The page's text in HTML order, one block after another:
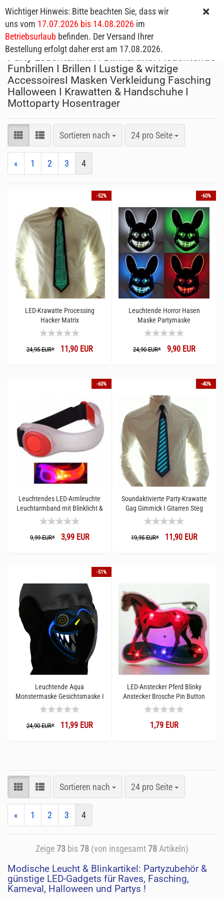
Wichtiger Hinweis: Bitte beachten Sie, dass wir
uns vom 17.07.2026 bis 14.08.2026 im
Betriebsurlaub befinden. Der Versand Ihrer
Bestellung erfolgt daher erst am 17.08.2026.
Party Leuchtartikel I Blinkartikel I leuchtende
Funbrillen I Brillen I Lustige & witzige
AccessoiresI Masken Verkleidung Fasching
Halloween I Krawatten & Handschuhe I
Mottoparty Hosentrager
Sortieren nach 24 pro Seite
« 1 2 3 4
-52%
LED-Krawatte Processing
Hacker Matrix
24,95 EUR*11,90 EUR
-60%
Leuchtende Horror Hasen
Maske Partymaske
24,90 EUR*9,90 EUR
-60%
Leuchtendes LED-Armleuchte
Leuchtarmband mit Blinklicht &
Daueleuchten für Jogger ,
Kinder & Fahrradfahrer
9,99 EUR*3,99 EUR
-40%
Soundaktivierte Party-Krawatte
Gag Gimmick I Gitarren Steg
Musiker Krawatte
19,95 EUR*11,90 EUR
-51%
Leuchtende Aqua
Monstermaske Gesichtsmaske I
Hai LED-Maske I Shark Mask
24,90 EUR*11,99 EUR
LED-Anstecker Pferd Blinky
Anstecker Brosche Pin Button
1,79 EUR
Sortieren nach 24 pro Seite
« 1 2 3 4
Zeige73 bis78 (von insgesamt78 Artikeln)
Modische Leucht & Blinkartikel: Partyzubehör &
günstige LED-Gadgets für Raves, Fasching,
Karneval, Halloween und Partys !